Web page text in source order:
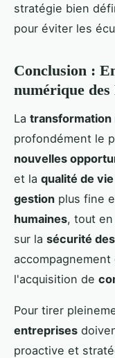
stratégie bien
pour éviter les
Conclusion :
numérique
La transformation
profondément le
nouvelles
et la qualité de vie
gestion plus fine
humaines, tout
sur la sécurité
l'acquisition de
Pour tirer
entreprises
proactive et